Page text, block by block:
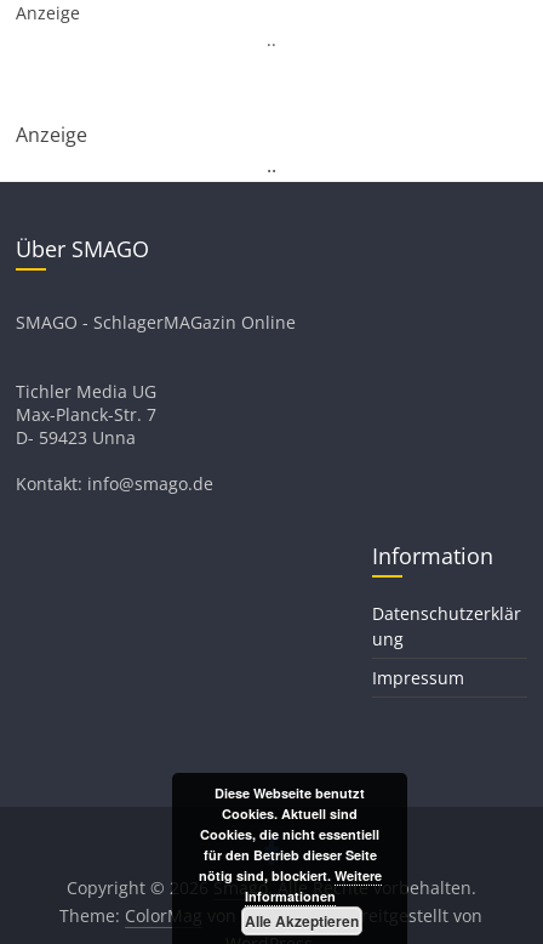
Anzeige
..
Anzeige
..
Über SMAGO
SMAGO - SchlagerMAGazin Online
Tichler Media UG
Max-Planck-Str. 7
D- 59423 Unna
Kontakt: info@smago.de
Information
Datenschutzerklär
ung
Impressum
Copyright © 2026Smago. Alle Rechte vorbehalten.
Theme: ColorMag
von ThemeGrill. Bereitgestellt von
Diese Webseite benutzt
Cookies. Aktuell sind
Cookies, die nicht essentiell
für den Betrieb dieser Seite
nötig sind, blockiert. Weitere
Informationen
Alle Akzeptieren